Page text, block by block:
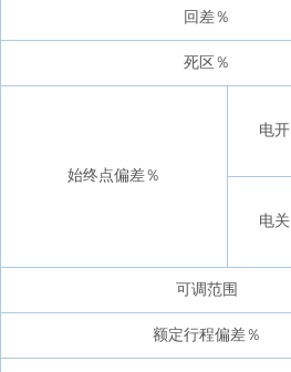
回差％
死区％
始终点偏差％
电开
电关
可调范围
额定行程偏差％